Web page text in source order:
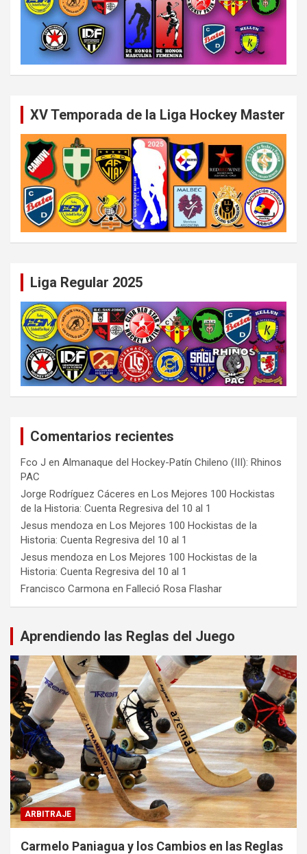
XV Temporada de la Liga Hockey Master
Liga Regular 2025
Comentarios recientes
Fco J en Almanaque del Hockey-Patín Chileno (III): Rhinos
PAC
Jorge Rodríguez Cáceres en Los Mejores 100 Hockistas
de la Historia: Cuenta Regresiva del 10 al 1
Jesus mendoza en Los Mejores 100 Hockistas de la
Historia: Cuenta Regresiva del 10 al 1
Jesus mendoza en Los Mejores 100 Hockistas de la
Historia: Cuenta Regresiva del 10 al 1
Francisco Carmona en Falleció Rosa Flashar
Aprendiendo las Reglas del Juego
ARBITRAJE
Carmelo Paniagua y los Cambios en las Reglas